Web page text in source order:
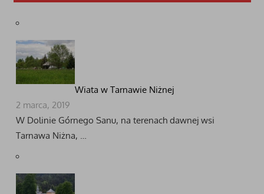
Wiata w Tarnawie Niżnej
2 marca, 2019
W Dolinie Górnego Sanu, na terenach dawnej wsi
Tarnawa Niżna, …